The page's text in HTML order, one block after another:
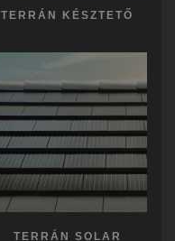
TERRÁN KÉSZTETŐ
TERRÁN SOLAR